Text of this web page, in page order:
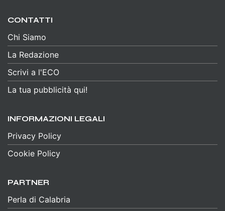
CONTATTI
Chi Siamo
La Redazione
Scrivi a l'ECO
La tua pubblicità qui!
INFORMAZIONI LEGALI
Privacy Policy
Cookie Policy
PARTNER
Perla di Calabria